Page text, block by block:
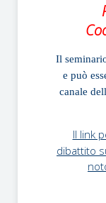
Il
e può
canale
Il link
dibattito